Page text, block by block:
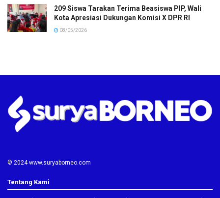
209 Siswa Tarakan Terima Beasiswa PIP, Wali
Kota Apresiasi Dukungan Komisi X DPR RI
08/05/2026
© 2024 www.suryaborneo.com
Tentang Kami